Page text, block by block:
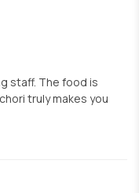
staff. The food is
truly makes you